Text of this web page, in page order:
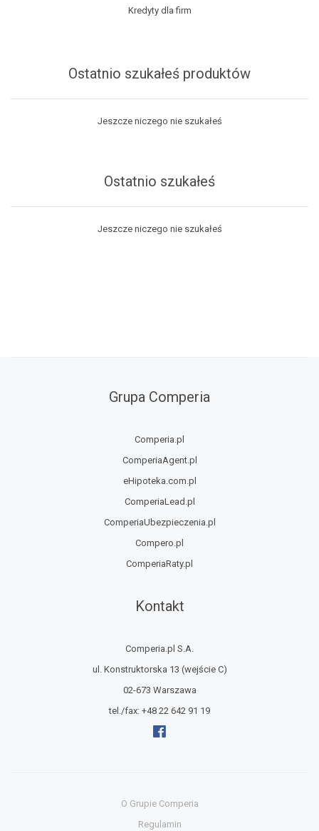
Kredyty dla firm
Ostatnio szukałeś produktów
Jeszcze niczego nie szukałeś
Ostatnio szukałeś
Jeszcze niczego nie szukałeś
Grupa Comperia
Comperia.pl
ComperiaAgent.pl
eHipoteka.com.pl
ComperiaLead.pl
ComperiaUbezpieczenia.pl
Compero.pl
ComperiaRaty.pl
Kontakt
Comperia.pl S.A.
ul. Konstruktorska 13 (wejście C)
02-673 Warszawa
tel./fax: +48 22 642 91 19
O Grupie Comperia
Regulamin